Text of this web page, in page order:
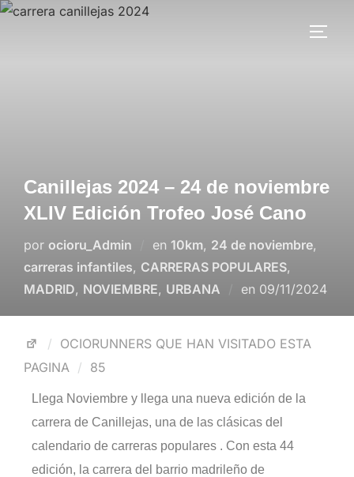
Canillejas 2024 – 24 de noviembre
XLIV Edición Trofeo José Cano
por ocioru_Admin en 10km, 24 de noviembre,
carreras infantiles, CARRERAS POPULARES,
MADRID, NOVIEMBRE, URBANA en 09/11/2024
OCIORUNNERS QUE HAN VISITADO ESTA
PAGINA
85
Llega Noviembre y llega una nueva edición de la
carrera de Canillejas, una de las clásicas del
calendario de carreras populares . Con esta 44
edición, la carrera del barrio madrileño de